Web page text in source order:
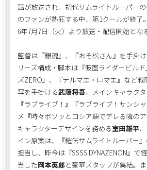
話が放送され、初代サムライトルーパー
のファンが熱狂する中、第1クールが終了
6年7月7日（火）より放送・配信開始とな
監督は『銀魂』、『おそ松さん』を手掛
リーズ構成・脚本は『仮面ライダービル
ズZERO』、『テルマエ・ロマエ』など
写を手掛ける武藤将吾、メインキャラク
『ラブライブ！』『ラブライブ！サンシ
メ『時々ボソッとロシア語でデレる隣の
キャラクターデザインを務める室田雄平
イン原案は、『鎧伝サムライトルーパー
担当し、昨今は『SSSS.DYNAZENON』で
当した岡本英郎 と豪華スタッフが集結。